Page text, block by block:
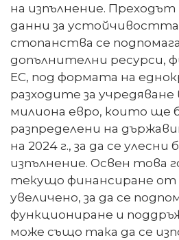
на изпълнение.
данни за
стопанства се
допълнителни ресурси,
ЕС, под формата на
разходите за учредяване
милиона евро, които ще
разпределени на
на 2024 г., за да се
изпълнение. Освен това
текущо финансиране от
увеличено, за да се
функциониране и
може също така да се